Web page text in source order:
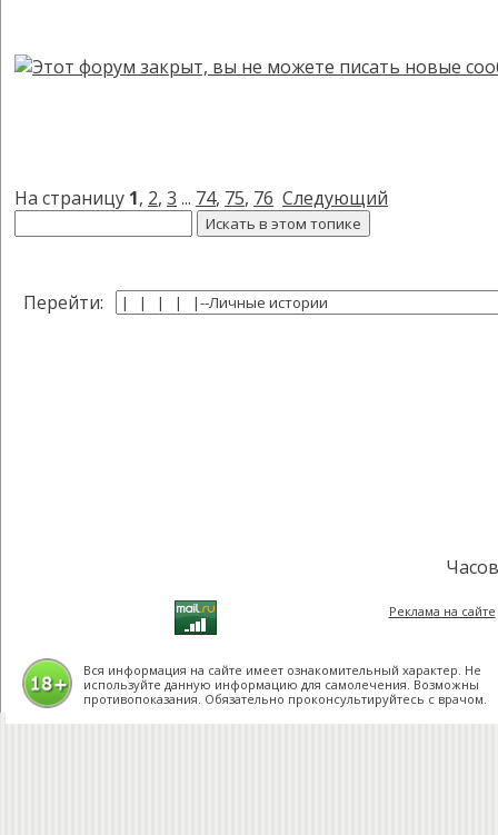
На страницу 1, 2, 3 ... 74, 75, 76 Следующий
Перейти:
Реклама на сайте
Вся информация на сайте имеет ознакомительный характер. Не
используйте данную информацию для самолечения. Возможны
противопоказания. Обязательно проконсультируйтесь с врачом.